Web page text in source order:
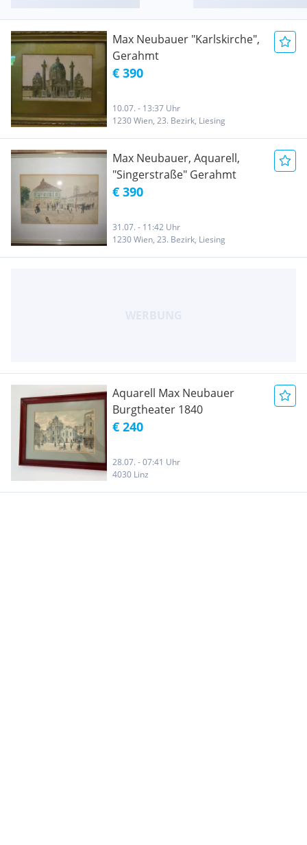
Max Neubauer "Karlskirche",
Gerahmt
€ 390
10.07. - 13:37 Uhr
1230 Wien, 23. Bezirk, Liesing
Max Neubauer, Aquarell,
"Singerstraße" Gerahmt
€ 390
31.07. - 11:42 Uhr
1230 Wien, 23. Bezirk, Liesing
Aquarell Max Neubauer
Burgtheater 1840
€ 240
28.07. - 07:41 Uhr
4030 Linz